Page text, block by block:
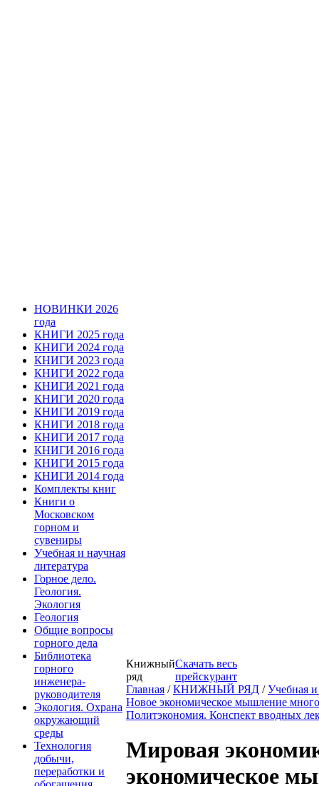
НОВИНКИ 2026
года
КНИГИ 2025 года
КНИГИ 2024 года
КНИГИ 2023 года
КНИГИ 2022 года
КНИГИ 2021 года
КНИГИ 2020 года
КНИГИ 2019 года
КНИГИ 2018 года
КНИГИ 2017 года
КНИГИ 2016 года
КНИГИ 2015 года
КНИГИ 2014 года
Комплекты книг
Книги о
Московском
горном и
сувениры
Учебная и научная
литература
Горное дело.
Геология.
Экология
Геология
Общие вопросы
горного дела
Библиотека
горного
инженера-
руководителя
Экология. Охрана
окружающий
среды
Технология
добычи,
переработки и
Книжный
ряд
Скачать весь
прейскурант
Главная /КНИЖНЫЙ РЯД /Учебная и
Новое экономическое мышление
Политэкономия. Конспект вводных
Мировая
экономическое